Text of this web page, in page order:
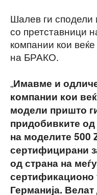
Шалев ги сподели
со претставници
компании кои
на БРАКО.
„Имавме и
компании кои
модели пришто
придобивките
на моделите 500
сертифицирани
од страна на
сертификационо
Германија.